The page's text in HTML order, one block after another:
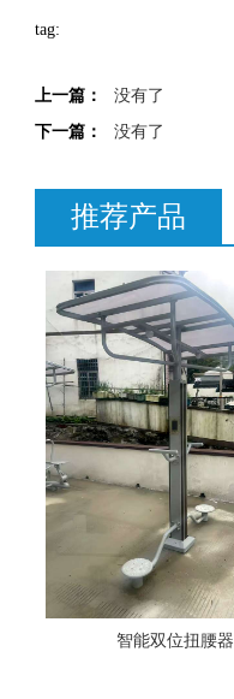
tag:
上一篇：
没有了
下一篇：
没有了
推荐产品
智能双位扭腰器